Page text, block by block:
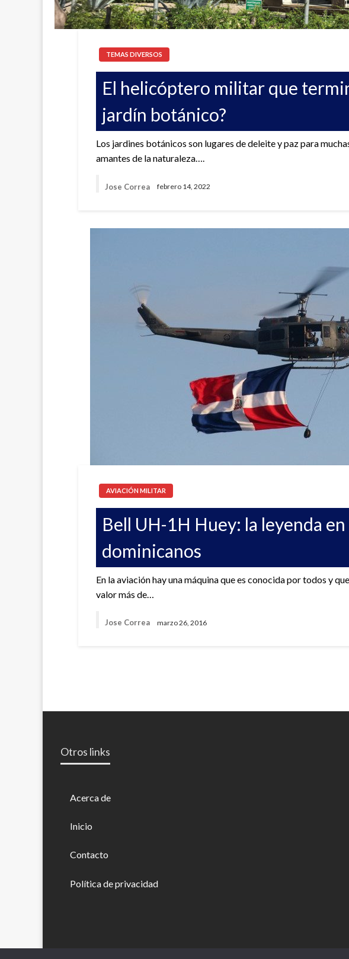
TEMAS DIVERSOS
El helicóptero militar que
jardín botánico?
Los jardines botánicos son lugares de deleite y paz para
amantes de la naturaleza….
Jose Correa febrero 14, 2022
AVIACIÓN MILITAR
Bell UH-1H Huey: la leyenda
dominicanos
En la aviación hay una máquina que es conocida por todos y
valor más de…
Jose Correa marzo 26, 2016
Otros links
Acerca de
Inicio
Contacto
Política de privacidad